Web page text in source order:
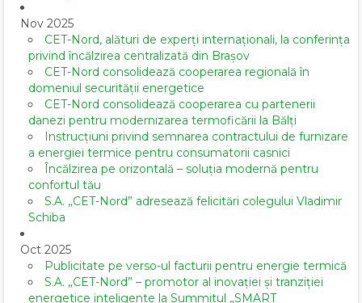
Nov 2025
CET-Nord, alături de experți internaționali, la conferința
privind încălzirea centralizată din Brașov
CET-Nord consolidează cooperarea regională în
domeniul securității energetice
CET-Nord consolidează cooperarea cu partenerii
danezi pentru modernizarea termoficării la Bălți
Instrucțiuni privind semnarea contractului de furnizare
a energiei termice pentru consumatorii casnici
Încălzirea pe orizontală – soluția modernă pentru
confortul tău
S.A. „CET-Nord” adresează felicitări colegului Vladimir
Schiba
Oct 2025
Publicitate pe verso-ul facturii pentru energie termică
S.A. „CET-Nord” – promotor al inovației și tranziției
energetice inteligente la Summitul „SMART